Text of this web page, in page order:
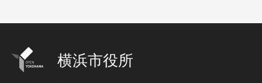
横浜市役所